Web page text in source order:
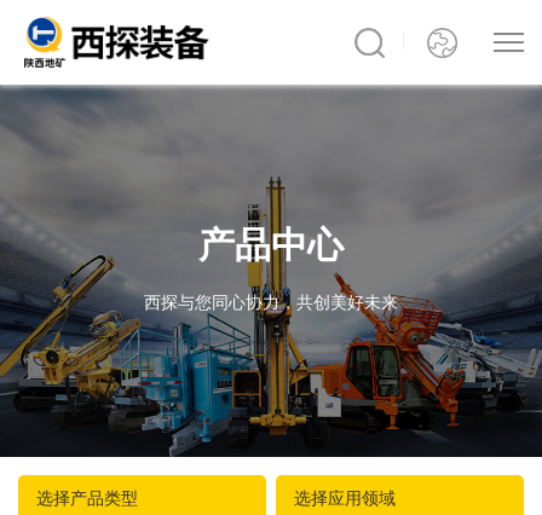
产品中心
西探与您同心协力，共创美好未来